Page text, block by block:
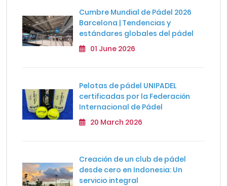
Cumbre Mundial de Pádel 2026
Barcelona | Tendencias y
estándares globales del pádel
01 June 2026
Pelotas de pádel UNIPADEL
certificadas por la Federación
Internacional de Pádel
20 March 2026
Creación de un club de pádel
desde cero en Indonesia: Un
servicio integral